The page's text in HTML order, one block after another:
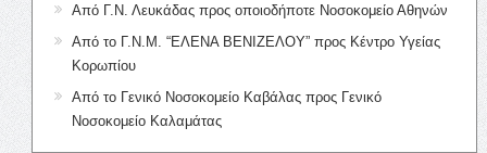
Από Γ.Ν. Λευκάδας προς οποιοδήποτε Νοσοκομείο Αθηνών
Από το Γ.Ν.Μ. “ΕΛΕΝΑ ΒΕΝΙΖΕΛΟΥ” προς Κέντρο Υγείας
Κορωπίου
Από το Γενικό Νοσοκομείο Καβάλας προς Γενικό
Νοσοκομείο Καλαμάτας